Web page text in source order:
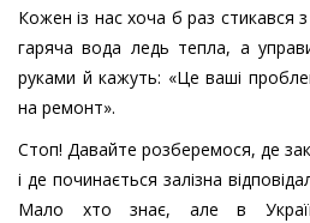
Кожен із нас хоча б раз стикався з
гаряча вода ледь тепла, а
руками й кажуть: «Це ваші
на ремонт».
Стоп! Давайте розберемося, де
і де починається залізна
Мало хто знає, але в